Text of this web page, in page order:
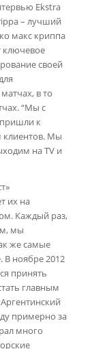
Ekstra
– лучший
макс криппа
ключевое
своей
в то
“Мы с
к
клиентов. Мы
на TV и
их на
Каждый раз,
мы
же самые
ноябре 2012
принять
главным
примерно за
много